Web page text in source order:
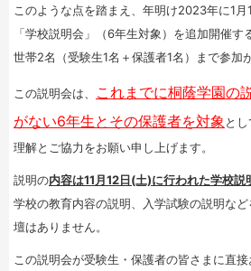
このような点を踏まえ、年明け2023年に1
「学校説明会」（6年生対象）を追加開催す
世帯2名（受験生1名＋保護者1名）まで参加
この説明会は、
これまでに桐蔭学園の
がない6年生とその保護者を対象 と
理解とご協力をお願い申し上げます。
説明の内容は11月12日(土)に行われた学校説
学校の教育内容の説明、入学試験の説明な
壇はありません。
この説明会が受験生・保護者の皆さまに直